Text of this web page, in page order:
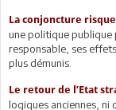
La conjoncture
une politique publique
responsable, ses
plus démunis.
Le retour de l’Etat
logiques anciennes, ni